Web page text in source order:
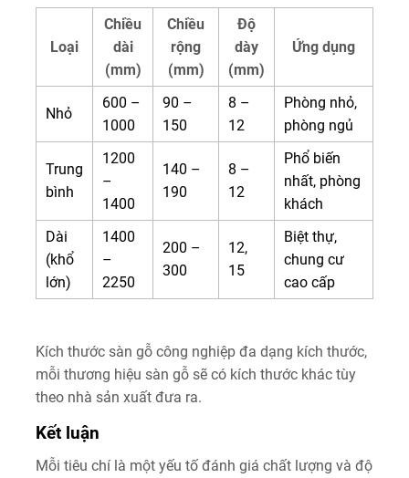
Loại
Chiều
dài
(mm)
Chiều
rộng
(mm)
Độ
dày
(mm)
Ứng dụng
Nhỏ
600 –
1000
90 –
150
8 –
12
Phòng nhỏ,
phòng ngủ
Trung
bình
1200
–
1400
140 –
190
8 –
12
Phổ biến
nhất, phòng
khách
Dài
(khổ
lớn)
1400
–
2250
200 –
300
12,
15
Biệt thự,
chung cư
cao cấp
Kích thước sàn gỗ công nghiệp đa dạng kích thước,
mỗi thương hiệu sàn gỗ sẽ có kích thước khác tùy
theo nhà sản xuất đưa ra.
Kết luận
Mỗi tiêu chí là một yếu tố đánh giá chất lượng và độ